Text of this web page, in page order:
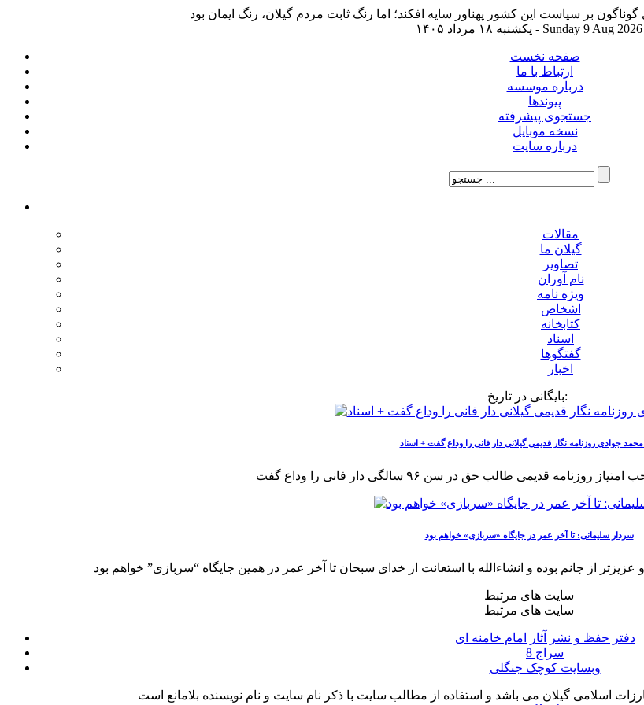
یکشنبه ۱۸ مرداد ۱۴۰۵ - Sunday 9 Aug 2026
صفحه نخست
ارتباط با ما
درباره موسسه
پیوندها
جستجوی پیشرفته
نسخه موبایل
درباره سایت
مقالات
گیلان ما
تصاویر
نام آوران
ویژه نامه
اشخاص
کتابخانه
اسناد
گفتگوها
اخبار
بایگانی در تاریخ:
جوادی روزنامه نگار قدیمی گیلانی دار فانی را وداع گفت + اسناد
قدیمی طالب حق در سن ۹۶ سالگی دار فانی را وداع گفت
سردار سلیمانی: تا آخر عمر در جایگاه «سربازی» خواهم بود
سایت های مرتبط
سایت های مرتبط
دفتر حفظ و نشر آثار امام خامنه ای
سراج 8
وبسایت کوچک جنگلی
اسلامی گیلان می باشد و استفاده از مطالب سایت با ذکر نام سایت و نام نویسنده بلامانع است